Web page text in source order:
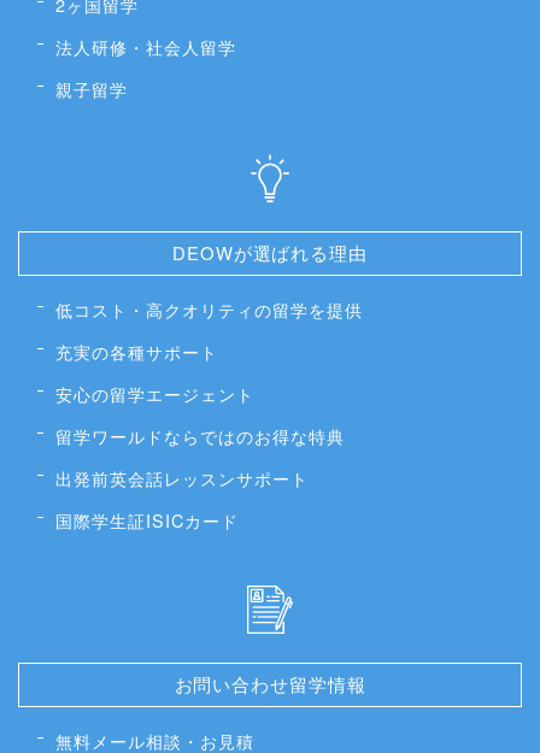
法人研修・社会人留学
親子留学
DEOWが選ばれる理由
低コスト・高クオリティの留学を提供
充実の各種サポート
安心の留学エージェント
留学ワールドならではのお得な特典
出発前英会話レッスンサポート
国際学生証ISICカード
お問い合わせ留学情報
無料メール相談・お見積